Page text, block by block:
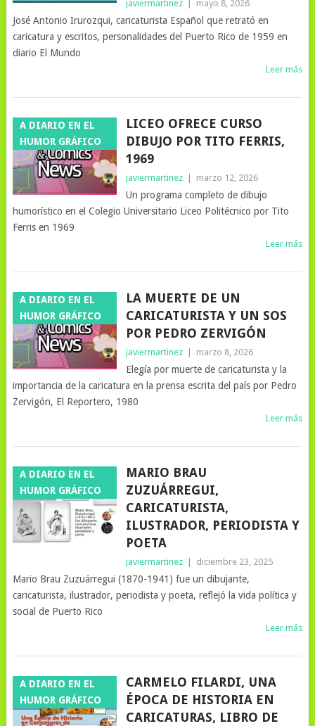
javiermartinez mayo 8, 2026
José Antonio Irurozqui, caricaturista Español que retrató en
caricatura y escritos, personalidades del Puerto Rico de 1959 en
diario El Mundo
Leer más
A DIARIO EN EL
HUMOR GRÁFICO
LICEO OFRECE CURSO
DIBUJO POR TITO FERRIS,
1969
javiermartinez marzo 12, 2026
Un programa completo de dibujo
humorístico en el Colegio Universitario Liceo Politécnico por Tito
Ferris en 1969
Leer más
A DIARIO EN EL
HUMOR GRÁFICO
LA MUERTE DE UN
CARICATURISTA Y UN SOS
POR PEDRO ZERVIGÓN
javiermartinez marzo 8, 2026
Elegía por muerte de caricaturista y la
importancia de la caricatura en la prensa escrita del país por Pedro
Zervigón, El Reportero, 1980
Leer más
A DIARIO EN EL
HUMOR GRÁFICO
MARIO BRAU
ZUZUÁRREGUI,
CARICATURISTA,
ILUSTRADOR, PERIODISTA Y
POETA
javiermartinez diciembre 23, 2025
Mario Brau Zuzuárregui (1870-1941) fue un dibujante,
caricaturista, ilustrador, periodista y poeta, reflejó la vida política y
social de Puerto Rico
Leer más
A DIARIO EN EL
HUMOR GRÁFICO
CARMELO FILARDI, UNA
ÉPOCA DE HISTORIA EN
CARICATURAS, LIBRO DE